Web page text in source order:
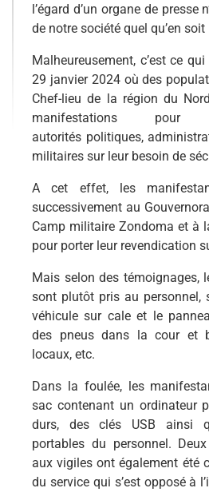
l’égard d’un organe de presse
de notre société quel qu’en
Malheureusement, c’est ce
29 janvier 2024 où des
Chef-lieu de la région du
manifestations pour
autorités politiques,
militaires sur leur besoin de
A cet effet, les
successivement au
Camp militaire Zondoma et à
pour porter leur revendication
Mais selon des témoignages,
sont plutôt pris au personnel,
véhicule sur cale et le
des pneus dans la cour et
locaux, etc.
Dans la foulée, les
sac contenant un ordinateur
durs, des clés USB ainsi
portables du personnel.
aux vigiles ont également été
du service qui s’est opposé à